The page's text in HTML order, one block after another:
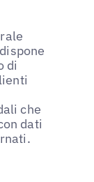
di
che
dati